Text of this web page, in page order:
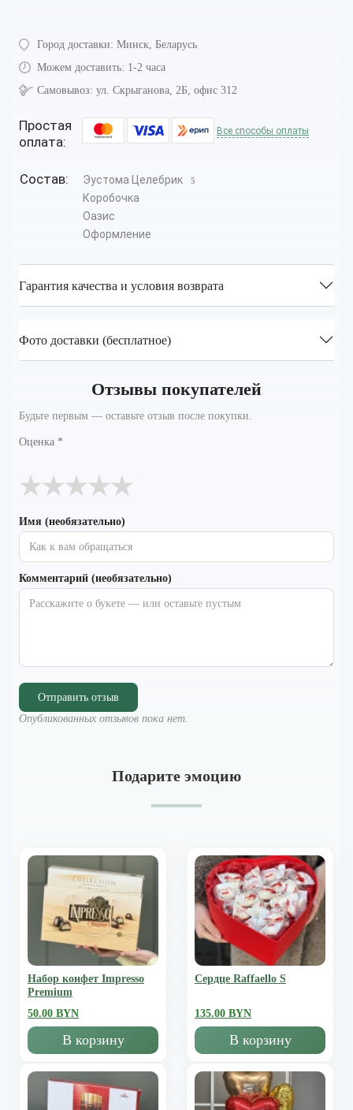
Город доставки: Минск, Беларусь
Можем доставить: 1-2 часа
Самовывоз: ул. Скрыганова, 2Б, офис 312
Простая
оплата:
Все способы оплаты
Состав: Эустома Целебрик 5
Коробочка
Оазис
Оформление
Гарантия качества и условия возврата
Фото доставки (бесплатное)
Отзывы покупателей
Будьте первым — оставьте отзыв после покупки.
Оценка *
★
★
★
★
★
Имя (необязательно)
Комментарий (необязательно)
Отправить отзыв
Опубликованных отзывов пока нет.
Подарите эмоцию
Набор конфет Impresso
Premium
50.00 BYN
В корзину
Сердце Raffaello S
135.00 BYN
В корзину